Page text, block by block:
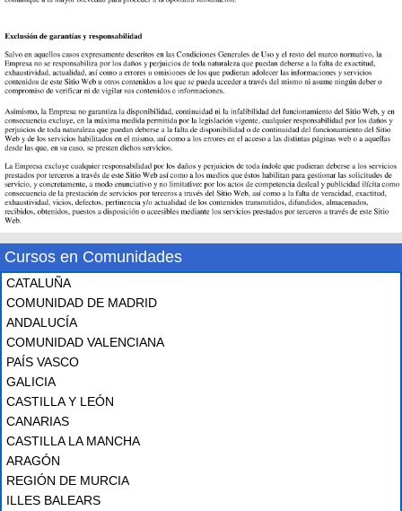
Cursos en Comunidades
CATALUÑA
COMUNIDAD DE MADRID
ANDALUCÍA
COMUNIDAD VALENCIANA
PAÍS VASCO
GALICIA
CASTILLA Y LEÓN
CANARIAS
CASTILLA LA MANCHA
ARAGÓN
REGIÓN DE MURCIA
ILLES BALEARS